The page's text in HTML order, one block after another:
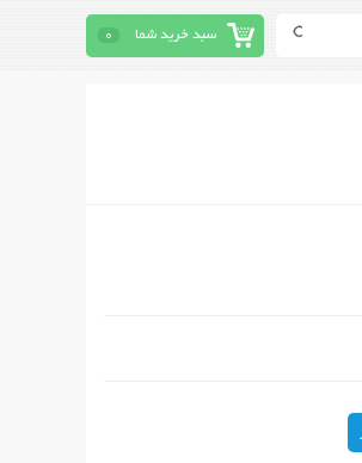
سبد خرید شما 0